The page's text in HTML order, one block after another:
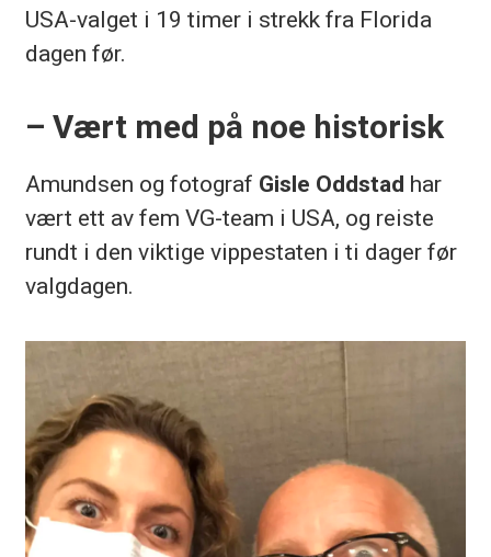
USA-valget i 19 timer i strekk fra Florida
dagen før.
– Vært med på noe historisk
Amundsen og fotograf Gisle Oddstad har
vært ett av fem VG-team i USA, og reiste
rundt i den viktige vippestaten i ti dager før
valgdagen.